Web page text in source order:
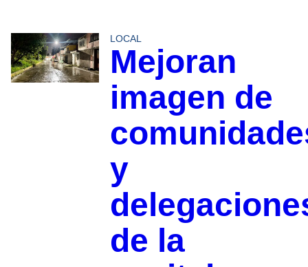
LOCAL
Mejoran
imagen de
y
de la